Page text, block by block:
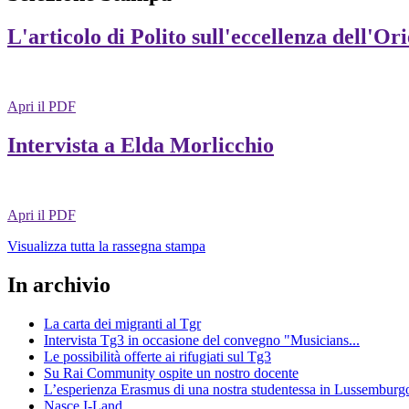
L'articolo di Polito sull'eccellenza
Apri il PDF
Intervista a Elda Morlicchio
Apri il PDF
Visualizza tutta la rassegna stampa
In archivio
La carta dei migranti al Tgr
Intervista Tg3 in occasione del convegno "Musicians...
Le possibilità offerte ai rifugiati sul Tg3
Su Rai Community ospite un nostro docente
L’esperienza Erasmus di una nostra studentessa in
Nasce I-Land